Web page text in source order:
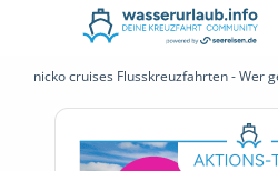
nicko cruises Flusskreuzfahrten - Wer